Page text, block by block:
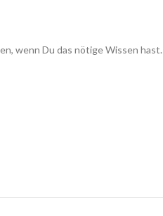
wenn Du das nötige Wissen hast.